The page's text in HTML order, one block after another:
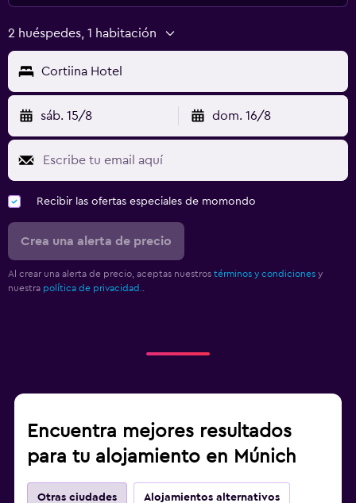
2 huéspedes, 1 habitación
Cortiina Hotel
sáb. 15/8 dom. 16/8
Recibir las ofertas especiales de momondo
Crea una alerta de precio
Al crear una alerta de precio, aceptas nuestros términos y condiciones y
nuestra política de privacidad.
Encuentra mejores resultados
para tu alojamiento en Múnich
Otras ciudades Alojamientos alternativos